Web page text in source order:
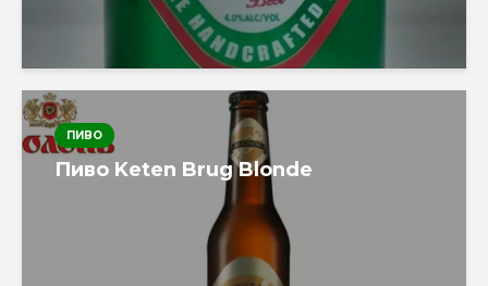
ПИВО
Пиво Keten Brug Blonde